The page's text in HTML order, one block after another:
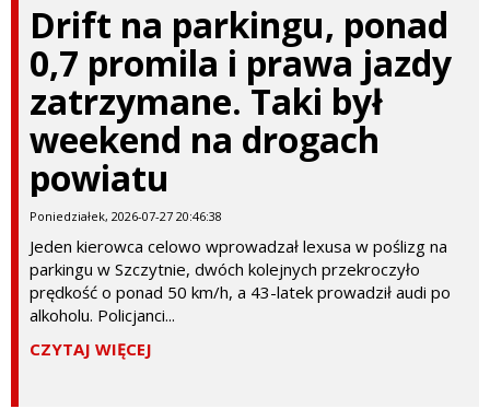
Drift na parkingu, ponad
0,7 promila i prawa jazdy
zatrzymane. Taki był
weekend na drogach
powiatu
Poniedziałek, 2026-07-27 20:46:38
Jeden kierowca celowo wprowadzał lexusa w poślizg na
parkingu w Szczytnie, dwóch kolejnych przekroczyło
prędkość o ponad 50 km/h, a 43-latek prowadził audi po
alkoholu. Policjanci...
CZYTAJ WIĘCEJ